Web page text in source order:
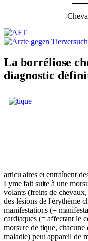
La borréliose
diagnostic
articulaires et entraînent
Lyme fait suite à une
volants (freins de
des lésions de l'érythème
manifestations (=
cardiaques (= affectant le
morsure de tique, chacune
maladie) peut appareil de